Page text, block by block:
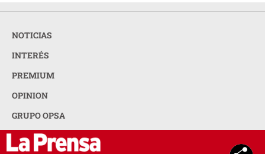
NOTICIAS
INTERÉS
PREMIUM
OPINION
GRUPO OPSA